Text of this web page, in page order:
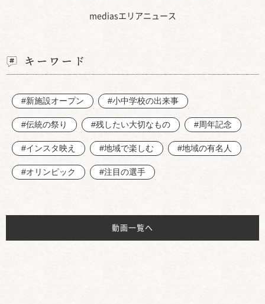
mediasエリアニュース
キーワード
#新施設オープン #小中学校の出来事
#伝統の祭り #残したい大切なもの #周年記念
#インスタ映え #地域で楽しむ #地域の有名人
#オリンピック #注目の選手
動画一覧へ